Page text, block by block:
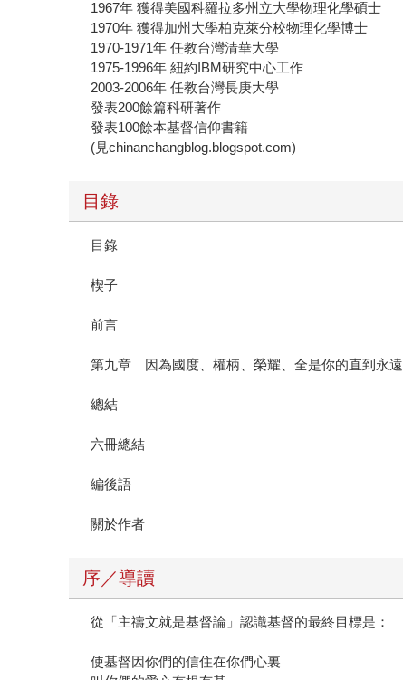
1967年 獲得美國科羅拉多州立大學物理化學碩士
1970年 獲得加州大學柏克萊分校物理化學博士
1970-1971年 任教台灣清華大學
1975-1996年 紐約IBM研究中心工作
2003-2006年 任教台灣長庚大學
發表200餘篇科研著作
發表100餘本基督信仰書籍
(見chinanchangblog.blogspot.com)
目錄
目錄
楔子
前言
第九章 因為國度、權柄、榮耀、全是你的直到永遠
總結
六冊總結
編後語
關於作者
序／導讀
從「主禱文就是基督論」認識基督的最終目標是：
使基督因你們的信住在你們心裏